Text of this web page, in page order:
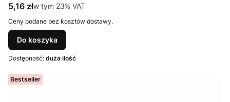
Cena brutto
5,16 złw tym %s VAT
w tym 23% VAT
Ceny podane bez kosztów dostawy.
Do koszyka
Dostępność: duża ilość
Bestseller